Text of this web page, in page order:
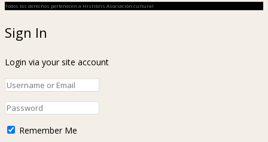
Todos los derechos pertenecen a Hislibris Asociación cultural
Sign In
Login via your site account
Remember Me